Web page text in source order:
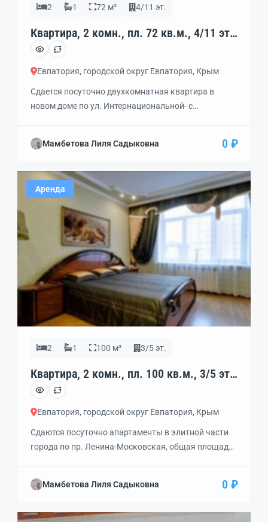
2 1 72 м² 4/11 эт.
Квартира, 2 комн., пл. 72 кв.м., 4/11 эт.,
код: 339461
Евпатория, городской округ Евпатория, Крым
Сдается посуточно двухкомнатная квартира в
новом доме по ул. Интернациональной- c
индукционная керамическая плита, кондиционер,
витрина. Огромная застекленная лоджия 17м2,
полностью оборудованная. Рядом находятся
магазины, универсам, рынок, кафе, рестораны,
супермаркеты и прочее. Великолепная развязка
транспорта; маршрутное такси, трамвай. Также […]
Мамбетова Лиля Садыковна 0 ₽
Аренда
2 1 100 м² 3/5 эт.
Квартира, 2 комн., пл. 100 кв.м., 3/5 эт.,
код: 339459
Евпатория, городской округ Евпатория, Крым
Сдаются посуточно апартаменты в элитной части
города по пр. Ленина-Московская, общая площадь
кв.м, ванной и большого холла, авторский дизайн,
бытовая техника, кондиционер, спутниковое ТВ,
Мамбетова Лиля Садыковна 0 ₽